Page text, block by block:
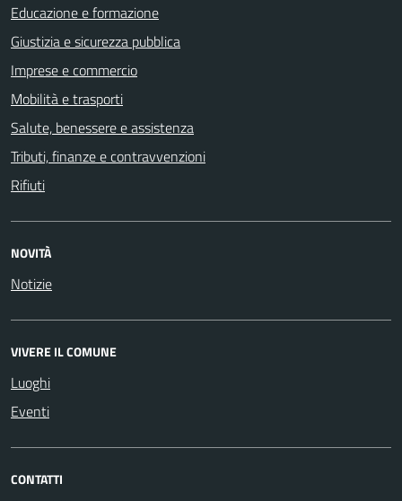
Educazione e formazione
Giustizia e sicurezza pubblica
Imprese e commercio
Mobilità e trasporti
Salute, benessere e assistenza
Tributi, finanze e contravvenzioni
Rifiuti
NOVITÀ
Notizie
VIVERE IL COMUNE
Luoghi
Eventi
CONTATTI